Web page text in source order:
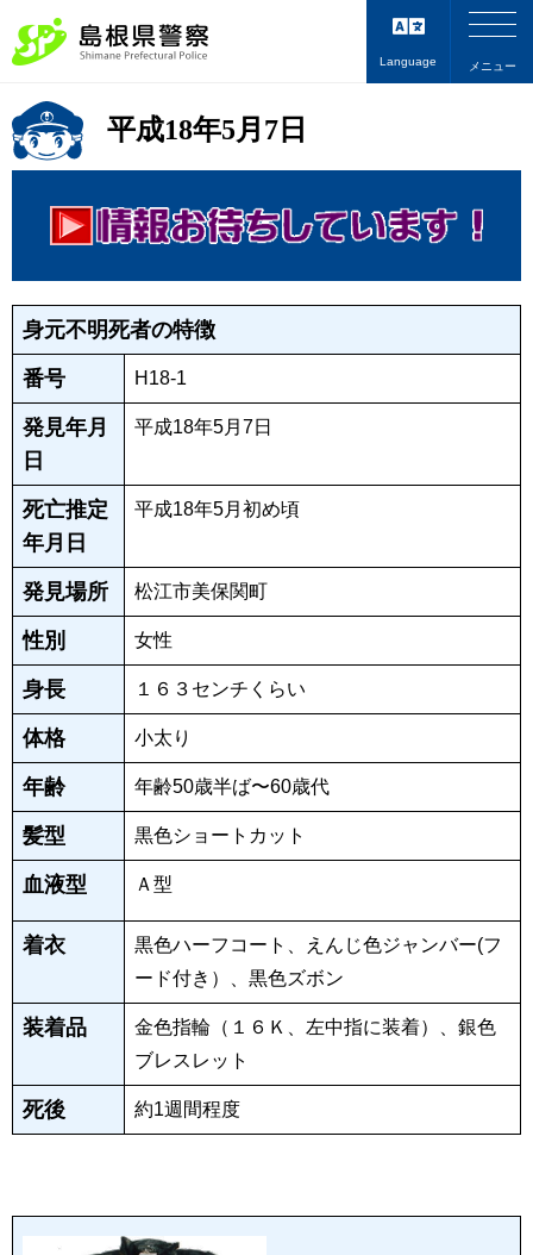
Language メニュー
平成18年5月7日
身元不明死者の特徴
番号 H18-1
発見年月
日
平成18年5月7日
死亡推定
年月日
平成18年5月初め頃
発見場所 松江市美保関町
性別 女性
身長 １６３センチくらい
体格 小太り
年齢 年齢50歳半ば〜60歳代
髪型 黒色ショートカット
血液型 Ａ型
着衣
黒色ハーフコート、えんじ色ジャンバー(フ
ード付き）、黒色ズボン
装着品
金色指輪（１６Ｋ、左中指に装着）、銀色
ブレスレット
死後 約1週間程度